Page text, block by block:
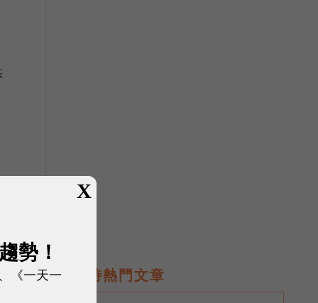
即時熱門文章
X
勢！
《一天一